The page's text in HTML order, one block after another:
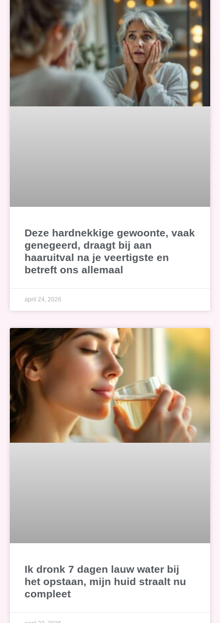
Deze hardnekkige gewoonte, vaak
genegeerd, draagt bij aan
haaruitval na je veertigste en
betreft ons allemaal
april 24, 2026
Ik dronk 7 dagen lauw water bij
het opstaan, mijn huid straalt nu
compleet